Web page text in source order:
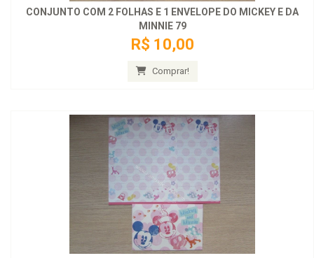
CONJUNTO COM 2 FOLHAS E 1 ENVELOPE DO MICKEY E DA
MINNIE 79
R$ 10,00
Comprar!